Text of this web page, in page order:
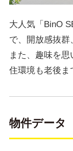
大人気「BinO
で、開放感抜群
また、趣味を
住環境も老後ま
物件データ